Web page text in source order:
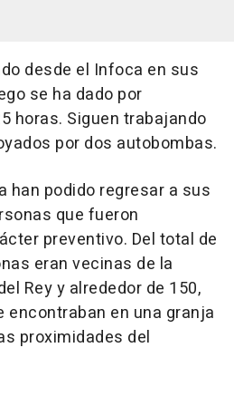
desde el Infoca en sus
se ha dado por
horas. Siguen trabajando
por dos autobombas.
han podido regresar a sus
que fueron
preventivo. Del total de
eran vecinas de la
Rey y alrededor de 150,
encontraban en una granja
proximidades del